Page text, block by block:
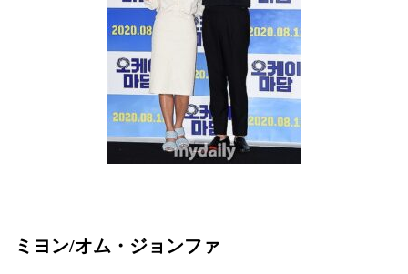
ミヨン/オム・ジョンファ